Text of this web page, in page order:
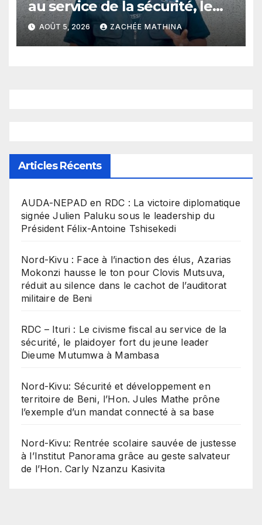
au service de la sécurité, le
plaidoyer fort du jeune leader
Dieume Mutumwa à
Mambasa
AOÛT 5, 2026 ZACHÉE MATHINA
Articles Récents
​AUDA-NEPAD en RDC : La victoire diplomatique
signée Julien Paluku sous le leadership du
Président Félix-Antoine Tshisekedi
Nord-Kivu : Face à l’inaction des élus, Azarias
Mokonzi hausse le ton pour Clovis Mutsuva,
réduit au silence dans le cachot de l’auditorat
militaire de Beni
RDC – Ituri : Le civisme fiscal au service de la
sécurité, le plaidoyer fort du jeune leader
Dieume Mutumwa à Mambasa
Nord-Kivu: Sécurité et développement en
territoire de Beni, l’Hon. Jules Mathe prône
l’exemple d’un mandat connecté à sa base
Nord-Kivu: Rentrée scolaire sauvée de justesse
à l’Institut Panorama grâce au geste salvateur
de l’Hon. Carly Nzanzu Kasivita